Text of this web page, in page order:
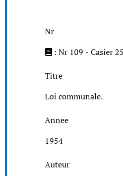
Nr
: Nr 109 - Casier
Titre
Loi communale.
Annee
1954
Auteur